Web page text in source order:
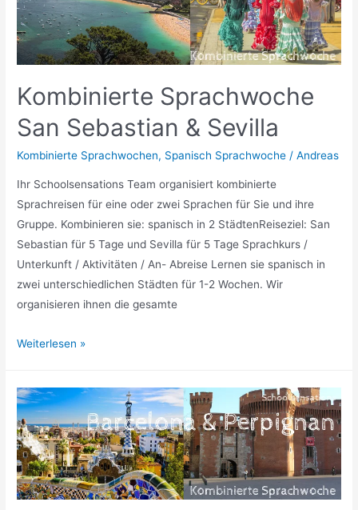
Gruppe
L.
Kombinierte Sprachwoche
San Sebastian & Sevilla
Kombinierte Sprachwochen, Spanisch Sprachwoche /Andreas
Ihr Schoolsensations Team organisiert kombinierte
Sprachreisen für eine oder zwei Sprachen für Sie und ihre
Gruppe. Kombinieren sie: spanisch in 2 StädtenReiseziel: San
Sebastian für 5 Tage und Sevilla für 5 Tage Sprachkurs /
Unterkunft / Aktivitäten / An- Abreise Lernen sie spanisch in
zwei unterschiedlichen Städten für 1-2 Wochen. Wir
organisieren ihnen die gesamte
Kombinierte
Sebastian
&
Sevilla
Weiterlesen »